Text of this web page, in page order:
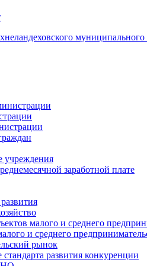
заработной плате
малого и среднего
и среднего
рынок
развития конкуренции